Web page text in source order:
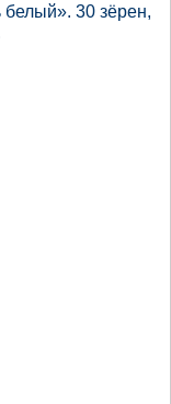
белый». 30 зёрен,